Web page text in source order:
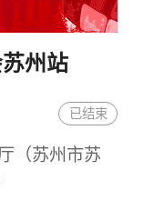
州站
已结束
（苏州市苏